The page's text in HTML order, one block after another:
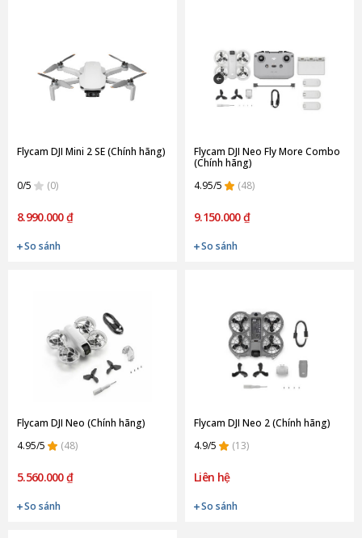
Flycam DJI Mini 2 SE (Chính hãng)
0/5 (0)
8.990.000 ₫
So sánh
Flycam DJI Neo Fly More Combo
(Chính hãng)
4.95/5
(48)
9.150.000 ₫
So sánh
Flycam DJI Neo (Chính hãng)
4.95/5
(48)
5.560.000 ₫
So sánh
Flycam DJI Neo 2 (Chính hãng)
4.9/5
(13)
Liên hệ
So sánh